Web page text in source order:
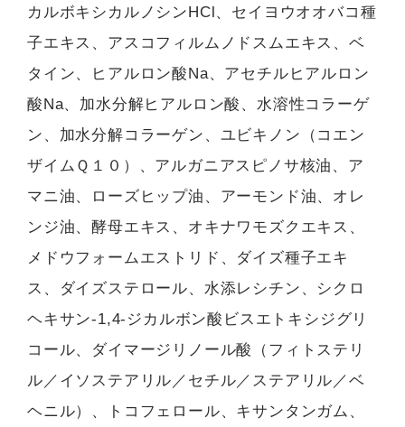
カルボキシカルノシンHCl、セイヨウオオバコ種
子エキス、アスコフィルムノドスムエキス、ベ
タイン、ヒアルロン酸Na、アセチルヒアルロン
酸Na、加水分解ヒアルロン酸、水溶性コラーゲ
ン、加水分解コラーゲン、ユビキノン（コエン
ザイムＱ１０）、アルガニアスピノサ核油、ア
マニ油、ローズヒップ油、アーモンド油、オレ
ンジ油、酵母エキス、オキナワモズクエキス、
メドウフォームエストリド、ダイズ種子エキ
ス、ダイズステロール、水添レシチン、シクロ
ヘキサン-1,4-ジカルボン酸ビスエトキシジグリ
コール、ダイマージリノール酸（フィトステリ
ル／イソステアリル／セチル／ステアリル／ベ
ヘニル）、トコフェロール、キサンタンガム、